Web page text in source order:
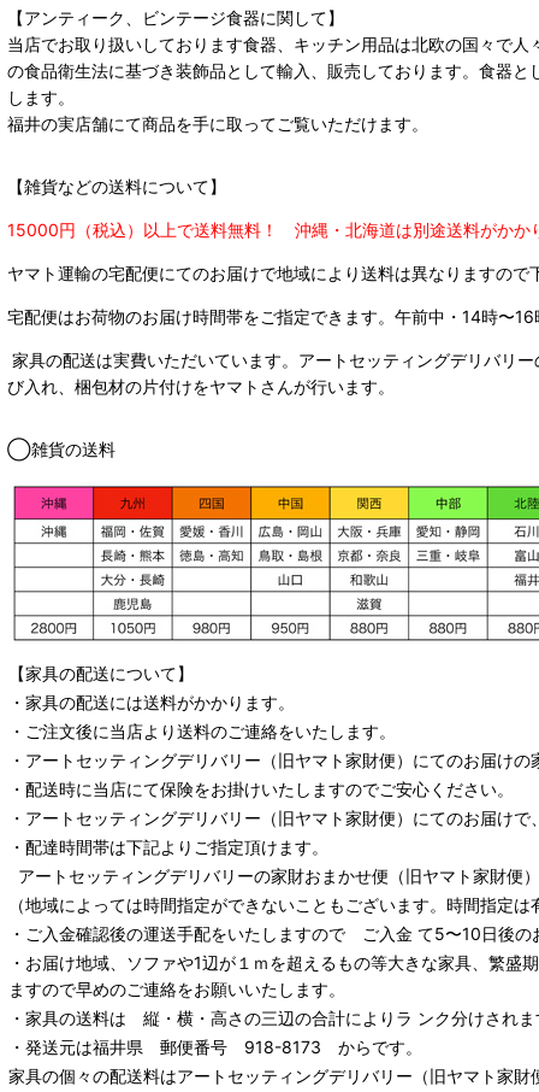
【アンティーク、ビンテージ食器に関して】
当店でお取り扱いしております食器、キッチン用品は北欧の国々で
の食品衛生法に基づき装飾品として輸入、販売しております。食器
します。
福井の実店舗にて商品を手に取ってご覧いただけます。
【雑貨などの送料について】
15000円（税込）以上で送料無料！ 沖縄・北海道は別途送料がかか
ヤマト運輸の宅配便にてのお届けで地域により送料は異なりますので
宅配便はお荷物のお届け時間帯をご指定できます。 午前中・14時〜
家具の配送は実費いただいています。アートセッティングデリバリ
び入れ、梱包材の片付けをヤマトさんが行います。
◯雑貨の送料
【家具の配送について】
・家具の配送には送料がかかります。
・ご注文後に当店より送料のご連絡をいたします。
・ アートセッティングデリバリー （旧ヤマト家財便） にてのお届けの
・配送時に当店にて保険をお掛けいたしますのでご安心ください。
・ アートセッティングデリバリー （旧ヤマト家財便） にてのお届けで
・配達時間帯は下記よりご指定頂けます。
アートセッティングデリバリーの家財おまかせ便 （旧ヤマト家財便
（地域によっては時間指定ができないこともございます。時間指定
・ご入金確認後の運送手配をいたしますので ご入金 て5〜10日後の
・お届け地域、ソファや1辺が１ｍを超えるもの等大きな家具、繁
ますので早めのご連絡をお願いいたします。
・家具の送料は 縦・横・高さの三辺の合計によりラ ンク分けされま
・発送元は福井県 郵便番号 918-8173 からです。
家具の個々の配送料はアートセッティングデリバリー （旧ヤマト家財